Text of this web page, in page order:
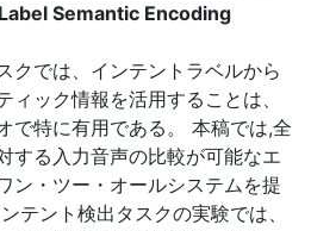
Semantic Encoding
クでは、インテントラベルから
ィック情報を活用することは、
で特に有用である。 本稿では,全
する入力音声の比較が可能なエ
ン・ツー・オールシステムを提
テント検出タスクの実験では、